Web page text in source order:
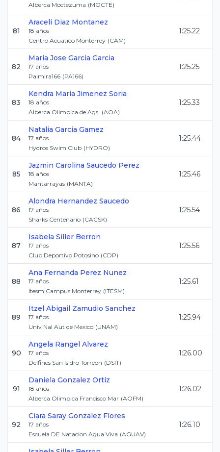
Alberca Moctezuma (MOCTE)
81
Araceli Diaz Montanez
18 años
Centro Acuatico Monterrey (CAM)
1:25.22
82
Maria Jose Garcia Garcia
17 años
Palmira166 (PA166)
1:25.25
83
Kendra Maria Jimenez Soria
18 años
Alberca Olimpica de Ags. (AOA)
1:25.33
84
Natalia Garcia Gamez
17 años
Hydros Swim Club (HYDRO)
1:25.44
85
Jazmin Carolina Saucedo Perez
18 años
Mantarrayas (MANTA)
1:25.46
86
Alondra Hernandez Saucedo
17 años
Sharks Centenario (CACSK)
1:25.54
87
Isabela Siller Berron
17 años
Club Deportivo Potosino (CDP)
1:25.56
88
Ana Fernanda Perez Nunez
17 años
Itesm Campus Monterrey (ITESM)
1:25.61
89
Itzel Abigail Zamudio Sanchez
17 años
Univ Nal Aut de Mexico (UNAM)
1:25.94
90
Angela Rangel Alvarez
17 años
Delfines San Isidro Torreon (DSIT)
1:26.00
91
Daniela Gonzalez Ortiz
18 años
Alberca Olimpica Francisco Mar (AOFM)
1:26.02
92
Ciara Saray Gonzalez Flores
17 años
Escuela DE Natacion Agua Viva (AGUAV)
1:26.10